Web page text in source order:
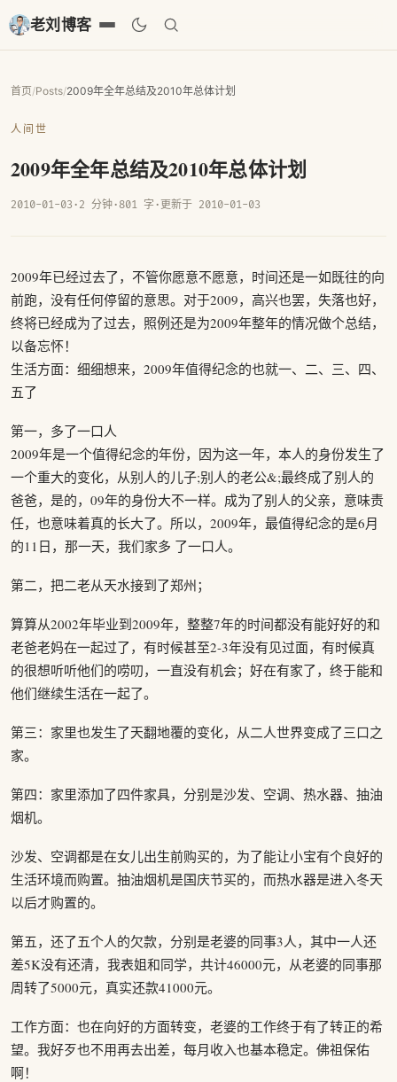
老刘博客
首页/Posts/2009年全年总结及2010年总体计划
人间世
2009年全年总结及2010年总体计划
2010-01-03 · 2 分钟· 801 字 · 更新于 2010-01-03
2009年已经过去了，不管你愿意不愿意，时间还是一如既往的向
前跑，没有任何停留的意思。对于2009，高兴也罢，失落也好，
终将已经成为了过去，照例还是为2009年整年的情况做个总结，
以备忘怀！
生活方面：细细想来，2009年值得纪念的也就一、二、三、四、
五了
第一，多了一口人
2009年是一个值得纪念的年份，因为这一年，本人的身份发生了
一个重大的变化，从别人的儿子;别人的老公&;最终成了别人的
爸爸，是的，09年的身份大不一样。成为了别人的父亲，意味责
任，也意味着真的长大了。所以，2009年，最值得纪念的是6月
的11日，那一天，我们家多 了一口人。
第二，把二老从天水接到了郑州；
算算从2002年毕业到2009年，整整7年的时间都没有能好好的和
老爸老妈在一起过了，有时候甚至2-3年没有见过面，有时候真
的很想听听他们的唠叨，一直没有机会；好在有家了，终于能和
他们继续生活在一起了。
第三：家里也发生了天翻地覆的变化，从二人世界变成了三口之
家。
第四：家里添加了四件家具，分别是沙发、空调、热水器、抽油
烟机。
沙发、空调都是在女儿出生前购买的，为了能让小宝有个良好的
生活环境而购置。抽油烟机是国庆节买的，而热水器是进入冬天
以后才购置的。
第五，还了五个人的欠款，分别是老婆的同事3人，其中一人还
差5K没有还清，我表姐和同学，共计46000元，从老婆的同事那
周转了5000元，真实还款41000元。
工作方面：也在向好的方面转变，老婆的工作终于有了转正的希
望。我好歹也不用再去出差，每月收入也基本稳定。佛祖保佑
啊！